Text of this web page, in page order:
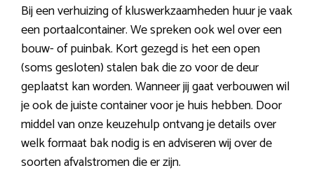
Bij een verhuizing of kluswerkzaamheden huur je vaak
een portaalcontainer. We spreken ook wel over een
bouw- of puinbak. Kort gezegd is het een open
(soms gesloten) stalen bak die zo voor de deur
geplaatst kan worden. Wanneer jij gaat verbouwen wil
je ook de juiste container voor je huis hebben. Door
middel van onze keuzehulp ontvang je details over
welk formaat bak nodig is en adviseren wij over de
soorten afvalstromen die er zijn.